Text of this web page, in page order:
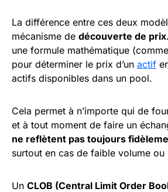
La différence entre ces deux
mécanisme de découverte de prix.
une formule mathématique
pour déterminer le prix d’un actif
actifs disponibles dans un pool.
Cela permet à n’importe qui de
et à tout moment de faire un
ne reflètent pas toujours
surtout en cas de faible volume
Un CLOB (Central Limit Order